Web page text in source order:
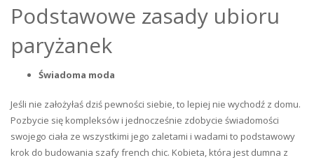
Podstawowe zasady ubioru
paryżanek
Świadoma moda
Jeśli nie założyłaś dziś pewności siebie, to lepiej nie wychodź z domu.
Pozbycie się kompleksów i jednocześnie zdobycie świadomości
swojego ciała ze wszystkimi jego zaletami i wadami to podstawowy
krok do budowania szafy french chic. Kobieta, która jest dumna z